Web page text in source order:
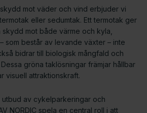
mot väder och vind erbjuder vi
eller sedumtak. Ett termotak ger
mot både värme och kyla,
som består av levande växter – inte
bidrar till biologisk mångfald och
gröna taklösningar främjar hållbar
visuell attraktionskraft.
av cykelparkeringar och
NORDIC spela en central roll i att